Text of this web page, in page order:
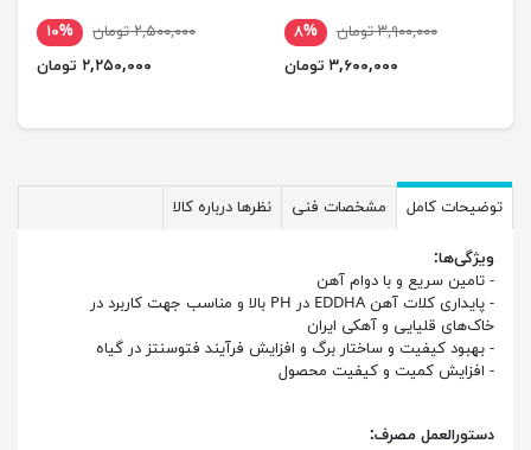
۳,۹۰۰,۰۰۰ تومان
۸%
۳,۶۰۰,۰۰۰ تومان
۲,۵۰۰,۰۰۰ تومان
۱۰%
۲,۲۵۰,۰۰۰ تومان
توضیحات کامل مشخصات فنی نظرها درباره کالا
ویژگی‌ها:
- تامین سریع و با دوام آهن
- پایداری کلات آهن EDDHA در PH بالا و مناسب جهت کاربرد در
خاک‌های قلیایی و آهکی ایران
- بهبود کیفیت و ساختار برگ و افزایش فرآیند فتوسنتز در گیاه
- افزایش کمیت و کیفیت محصول
دستورالعمل مصرف: